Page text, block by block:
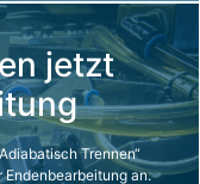
jetzt
Trennen“
an.